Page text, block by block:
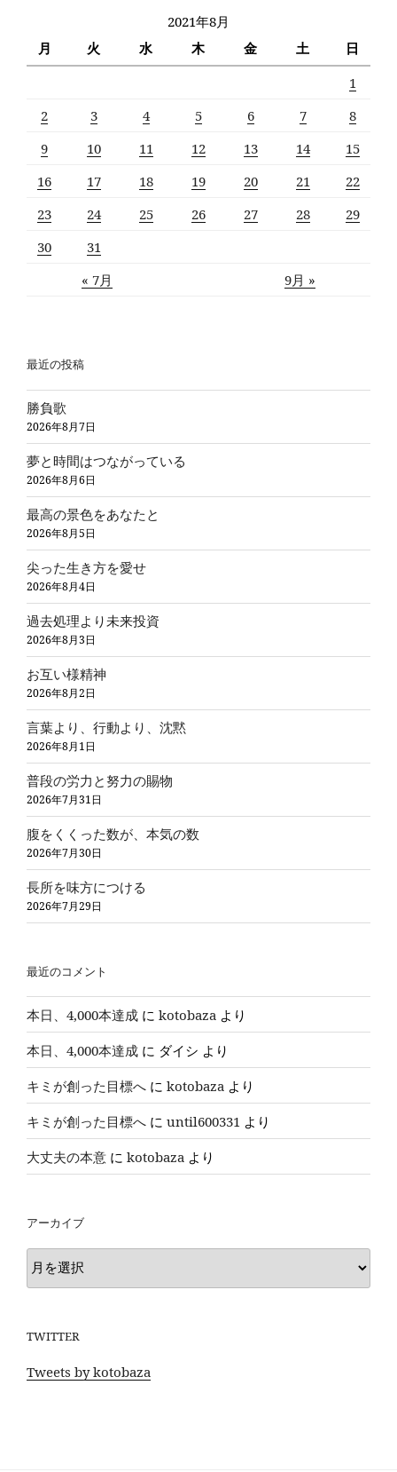
2021年8月
月
火 水 木 金 土 日
« 7月 9月 »
1
2
3 4 5 6 7
8
9
10 11 12 13 14
15
16
17 18 19 20 21
22
23
24 25 26 27 28
29
30
31
最近の投稿
勝負歌
2026年8月7日
夢と時間はつながっている
2026年8月6日
最高の景色をあなたと
2026年8月5日
尖った生き方を愛せ
2026年8月4日
過去処理より未来投資
2026年8月3日
お互い様精神
2026年8月2日
言葉より、行動より、沈黙
2026年8月1日
普段の労力と努力の賜物
2026年7月31日
腹をくくった数が、本気の数
2026年7月30日
長所を味方につける
2026年7月29日
最近のコメント
本日、4,000本達成 に kotobaza より
本日、4,000本達成 に ダイシ より
キミが創った目標へ に kotobaza より
キミが創った目標へ に until600331 より
大丈夫の本意 に kotobaza より
アーカイブ
ア
ー
ブ
TWITTER
Tweets by kotobaza